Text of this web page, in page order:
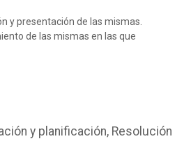
Entre 1 y 3 años
y presentación de las mismas.
de las mismas en las que
y planificación, Resolución